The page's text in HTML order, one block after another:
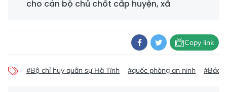
cho cán bộ chủ chốt cấp huyện, xã
Copy link
#Bộ chỉ huy quân sự Hà Tĩnh #quốc phòng an ninh #Báo